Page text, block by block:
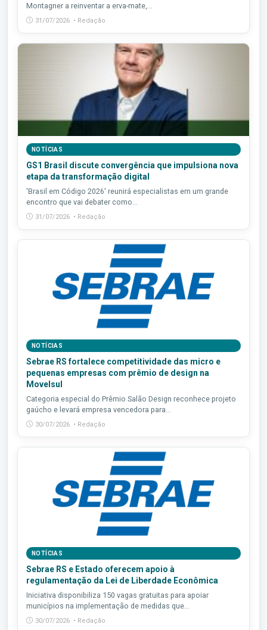
Montagner a reinventar a erva-mate,...
31/07/2026 • Redação
NOTÍCIAS
GS1 Brasil discute convergência que impulsiona nova
etapa da transformação digital
'Brasil em Código 2026' reunirá especialistas em um grande
encontro que vai debater como...
31/07/2026 • Redação
NOTÍCIAS
Sebrae RS fortalece competitividade das micro e
pequenas empresas com prêmio de design na
Movelsul
Categoria especial do Prêmio Salão Design reconhece projeto
gaúcho e levará empresa vencedora para...
30/07/2026 • Redação
NOTÍCIAS
Sebrae RS e Estado oferecem apoio à
regulamentação da Lei de Liberdade Econômica
Iniciativa disponibiliza 150 vagas gratuitas para apoiar
municípios na implementação de medidas que...
30/07/2026 • Redação